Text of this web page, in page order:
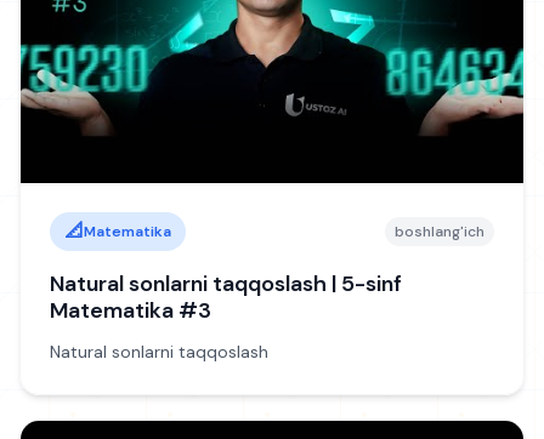
📐Matematika boshlang'ich
Natural sonlarni taqqoslash | 5-sinf
Matematika #3
Natural sonlarni taqqoslash